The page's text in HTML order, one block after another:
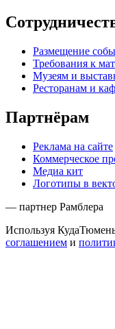
Размещение
Требования к
Музеям и
Ресторанам и
Партнёрам
Реклама на сайте
Коммерческое
Медиа кит
Логотипы в
— партнер Рамблера
Используя
соглашением и